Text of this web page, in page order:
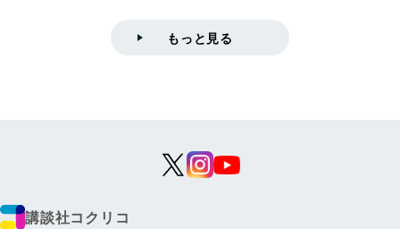
もっと見る
講談社コクリコ